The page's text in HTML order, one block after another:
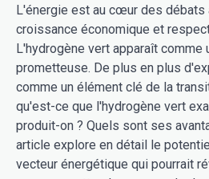
L'énergie est au cœur des débats
croissance économique et
L'hydrogène vert apparaît comme
prometteuse. De plus en plus
comme un élément clé de la
qu'est-ce que l'hydrogène vert
produit-on ? Quels sont ses
article explore en détail le
vecteur énergétique qui pourrait